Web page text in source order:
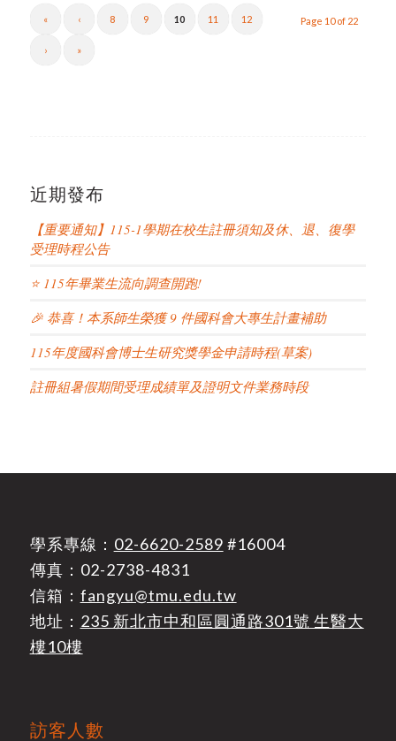
Page 10 of 22
« ‹ 8 9 10 11 12
› »
近期發布
【重要通知】115-1學期在校生註冊須知及休、退、復學
受理時程公告
⭐ 115年畢業生流向調查開跑!
🎉 恭喜！本系師生榮獲 9 件國科會大專生計畫補助
115年度國科會博士生研究獎學金申請時程(草案)
註冊組暑假期間受理成績單及證明文件業務時段
學系專線： 02-6620-2589 #16004
傳真：02-2738-4831
信箱： fangyu@tmu.edu.tw
地址： 235 新北市中和區圓通路301號 生醫大
樓10樓
訪客人數